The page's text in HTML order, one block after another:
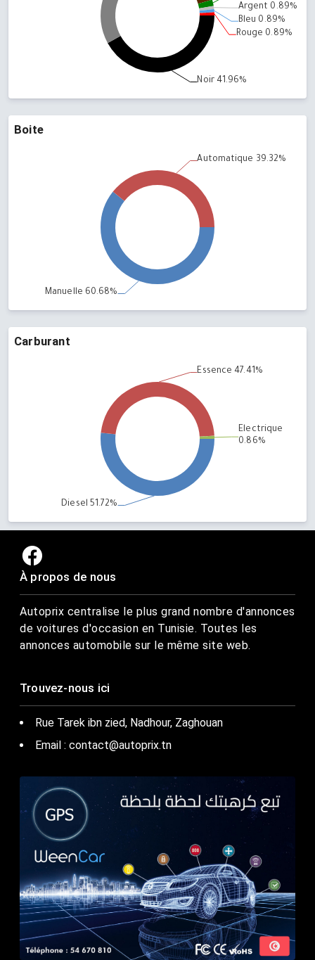
Boite
Carburant
À propos de nous
Autoprix centralise le plus grand nombre d'annonces
de voitures d'occasion en Tunisie. Toutes les
annonces automobile sur le même site web.
Trouvez-nous ici
Rue Tarek ibn zied, Nadhour, Zaghouan
Email : contact@autoprix.tn